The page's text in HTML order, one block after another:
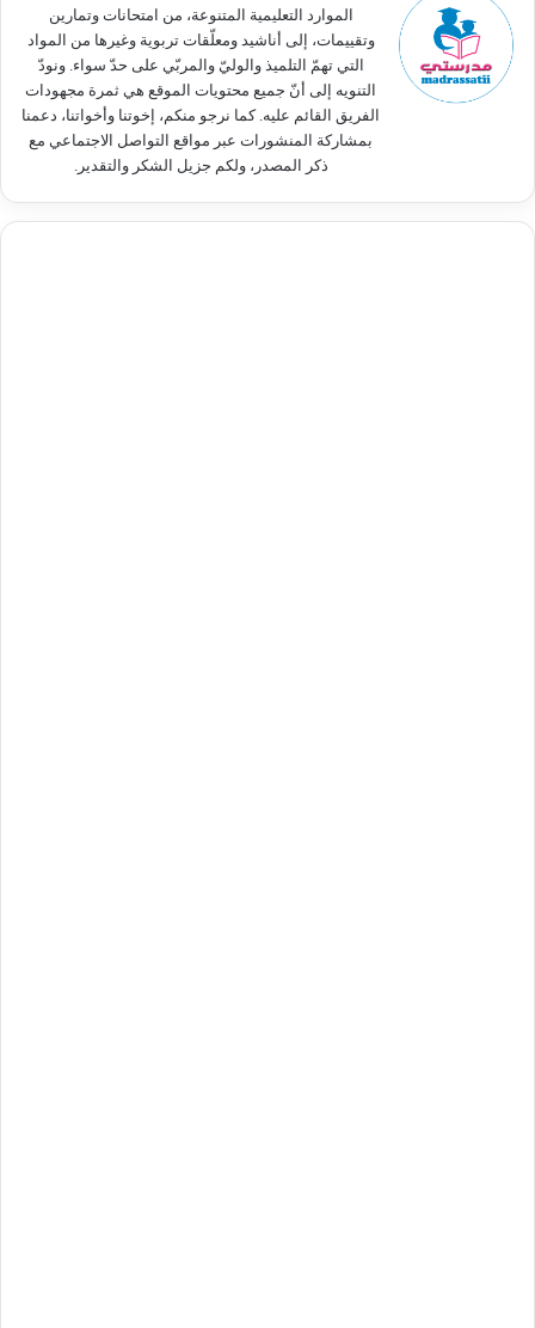
الموارد التعليمية المتنوعة، من امتحانات وتمارين
وتقييمات، إلى أناشيد ومعلّقات تربوية وغيرها من المواد
التي تهمّ التلميذ والوليّ والمربّي على حدّ سواء. ونودّ
التنويه إلى أنّ جميع محتويات الموقع هي ثمرة مجهودات
الفريق القائم عليه. كما نرجو منكم، إخوتنا وأخواتنا، دعمنا
بمشاركة المنشورات عبر مواقع التواصل الاجتماعي مع
ذكر المصدر، ولكم جزيل الشكر والتقدير.